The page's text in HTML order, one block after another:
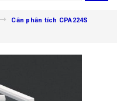
Cân phân tích CPA224S